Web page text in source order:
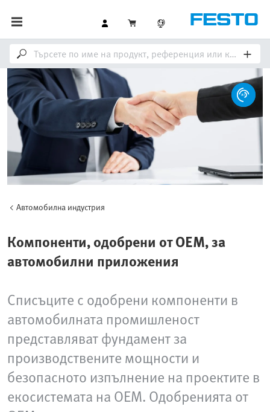
Автомобилна индустрия
Компоненти, одобрени от OEM, за
автомобилни приложения
Списъците с одобрени компоненти в
автомобилната промишленост
представляват фундамент за
производствените мощности и
безопасното изпълнение на проектите в
екосистемата на OEM. Одобренията от